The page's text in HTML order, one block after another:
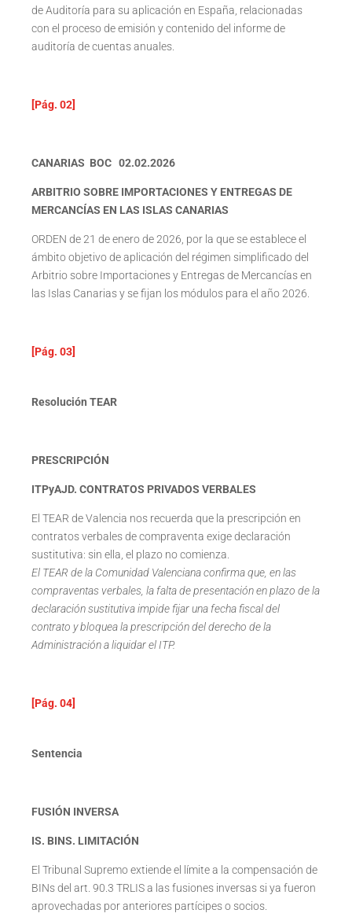
de Auditoría para su aplicación en España, relacionadas
con el proceso de emisión y contenido del informe de
auditoría de cuentas anuales.
[Pág. 02]
CANARIAS BOC 02.02.2026
ARBITRIO SOBRE IMPORTACIONES Y ENTREGAS DE
MERCANCÍAS EN LAS ISLAS CANARIAS
ORDEN de 21 de enero de 2026, por la que se establece el
ámbito objetivo de aplicación del régimen simplificado del
Arbitrio sobre Importaciones y Entregas de Mercancías en
las Islas Canarias y se fijan los módulos para el año 2026.
[Pág. 03]
Resolución TEAR
PRESCRIPCIÓN
ITPyAJD. CONTRATOS PRIVADOS VERBALES
El TEAR de Valencia nos recuerda que la prescripción en
contratos verbales de compraventa exige declaración
sustitutiva: sin ella, el plazo no comienza.
El TEAR de la Comunidad Valenciana confirma que, en las
compraventas verbales, la falta de presentación en plazo de la
declaración sustitutiva impide fijar una fecha fiscal del
contrato y bloquea la prescripción del derecho de la
Administración a liquidar el ITP.
[Pág. 04]
Sentencia
FUSIÓN INVERSA
IS. BINS. LIMITACIÓN
El Tribunal Supremo extiende el límite a la compensación de
BINs del art. 90.3 TRLIS a las fusiones inversas si ya fueron
aprovechadas por anteriores partícipes o socios.